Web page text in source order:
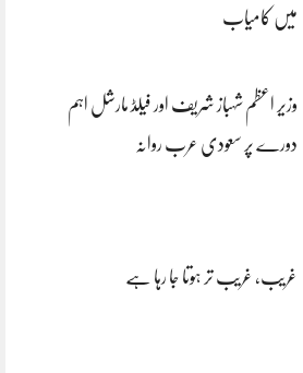
میں کامیاب
وزیر اعظم شہباز شریف اور فیلڈ مارشل اہم
دورے پر سعودی عرب روانہ
غریب، غریب تر ہوتا جا رہا ہے